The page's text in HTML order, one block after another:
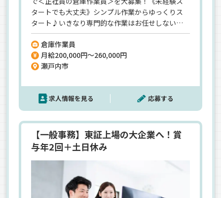
タートでも大丈夫》シンプル作業からゆっくりス
タート♪いきなり専門的な作業はお任せしないの
で安心してくださいね♪特別な資格や経験も必要
ありませんよ◎《残業月20時間程度！日勤のみ》
毎日夕方には帰宅できる仕事です！《土日休みメ
イン！完全週休2日制も可能》大型連休もしっかり
も可能！役職者への道も用意していますよ】
倉庫作業員
月給200,000円～260,000円
瀬戸内市
求人情報を見る 応募する
【一般事務】東証上場の大企業へ！賞
与年2回＋土日休み